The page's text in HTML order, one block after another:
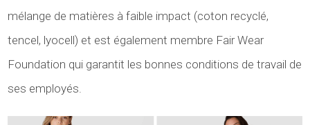
mélange de matières à faible impact (coton recyclé,
tencel, lyocell) et est également membre Fair Wear
Foundation qui garantit les bonnes conditions de travail de
ses employés.